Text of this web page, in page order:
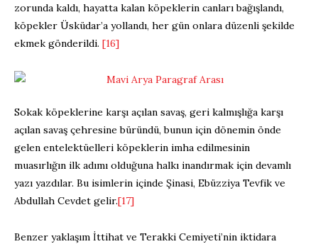
zorunda kaldı, hayatta kalan köpeklerin canları bağışlandı,
köpekler Üsküdar’a yollandı, her gün onlara düzenli şekilde
ekmek gönderildi. [16]
Sokak köpeklerine karşı açılan savaş, geri kalmışlığa karşı
açılan savaş çehresine büründü, bunun için dönemin önde
gelen entelektüelleri köpeklerin imha edilmesinin
muasırlığın ilk adımı olduğuna halkı inandırmak için devamlı
yazı yazdılar. Bu isimlerin içinde Şinasi, Ebüzziya Tevfik ve
Abdullah Cevdet gelir.[17]
Benzer yaklaşım İttihat ve Terakki Cemiyeti’nin iktidara